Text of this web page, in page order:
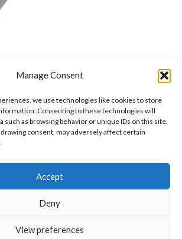
Manage Consent
we use technologies like cookies to store
Consenting to these technologies will
such as browsing behavior or unique IDs on this site.
consent, may adversely affect certain
Accept
Deny
View preferences